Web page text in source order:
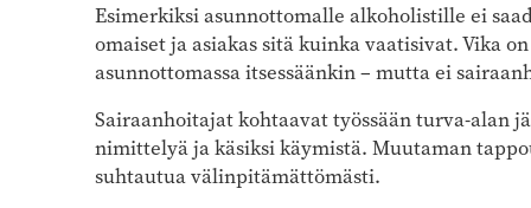
Esimerkiksi asunnottomalle alkoholistille ei
omaiset ja asiakas sitä kuinka vaatisivat. Vika
asunnottomassa itsessäänkin – mutta ei
Sairaanhoitajat kohtaavat työssään turva-alan
nimittelyä ja käsiksi käymistä. Muutaman
suhtautua välinpitämättömästi.